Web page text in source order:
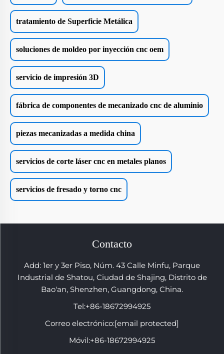
tratamiento de Superficie Metálica
soluciones de moldeo por inyección cnc oem
servicio de impresión 3D
fábrica de componentes de mecanizado cnc de aluminio
piezas mecanizadas a medida china
servicios de corte láser cnc en metales planos
servicios de fresado y torno cnc
Contacto
Add: 1er y 3er Piso, Núm. 43 Calle Minfu, Parque
Industrial de Shatou, Ciudad de Shajing, Distrito de
Bao'an, Shenzhen, Guangdong, China.
Tel:+86-18672994925
Correo electrónico:[email protected]
Móvil:+86-18672994925